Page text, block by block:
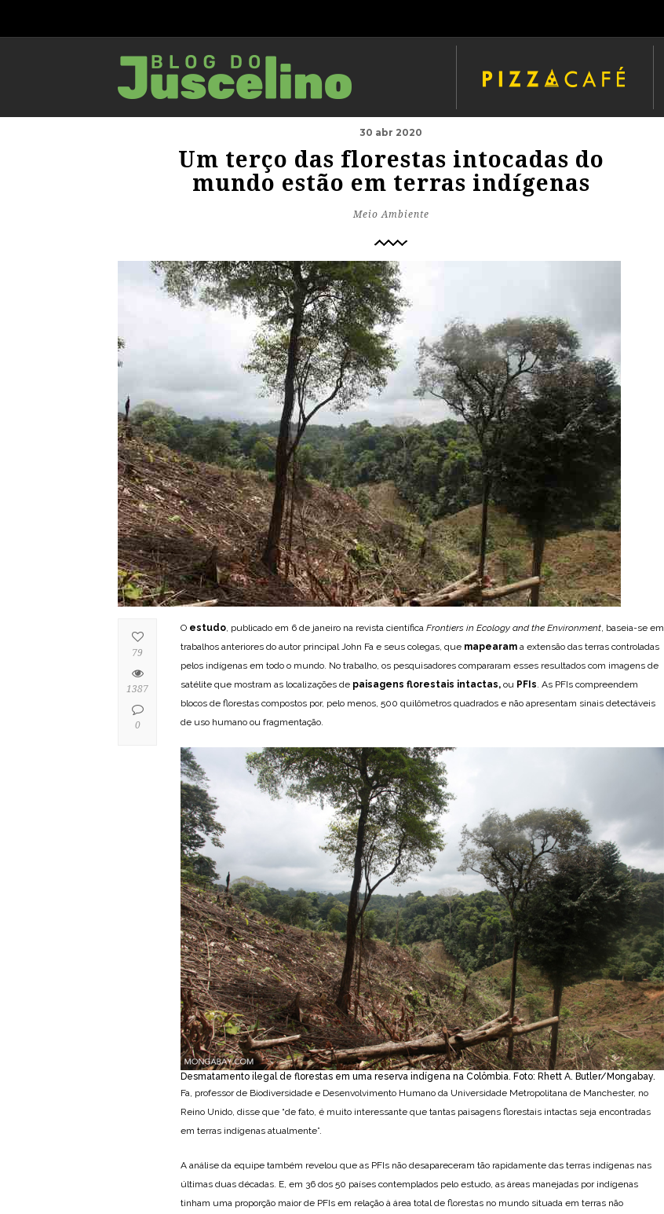
30 abr 2020
Um terço das florestas intocadas do
mundo estão em terras indígenas
Meio Ambiente
O estudo, publicado em 6 de janeiro na revista científica Frontiers in Ecology and the Environment, baseia-se em
trabalhos anteriores do autor principal John Fa e seus colegas, que mapearam a extensão das terras controladas
pelos indígenas em todo o mundo. No trabalho, os pesquisadores compararam esses resultados com imagens de
satélite que mostram as localizações de paisagens florestais intactas, ou PFIs. As PFIs compreendem
blocos de florestas compostos por, pelo menos, 500 quilômetros quadrados e não apresentam sinais detectáveis
de uso humano ou fragmentação.
Desmatamento ilegal de florestas em uma reserva indígena na Colômbia. Foto: Rhett A. Butler/Mongabay.
Fa, professor de Biodiversidade e Desenvolvimento Humano da Universidade Metropolitana de Manchester, no
Reino Unido, disse que “de fato, é muito interessante que tantas paisagens florestais intactas seja encontradas
em terras indígenas atualmente”.
A análise da equipe também revelou que as PFIs não desapareceram tão rapidamente das terras indígenas nas
últimas duas décadas. E, em 36 dos 50 países contemplados pelo estudo, as áreas manejadas por indígenas
tinham uma proporção maior de PFIs em relação à área total de florestas no mundo situada em terras não
79
1387
0